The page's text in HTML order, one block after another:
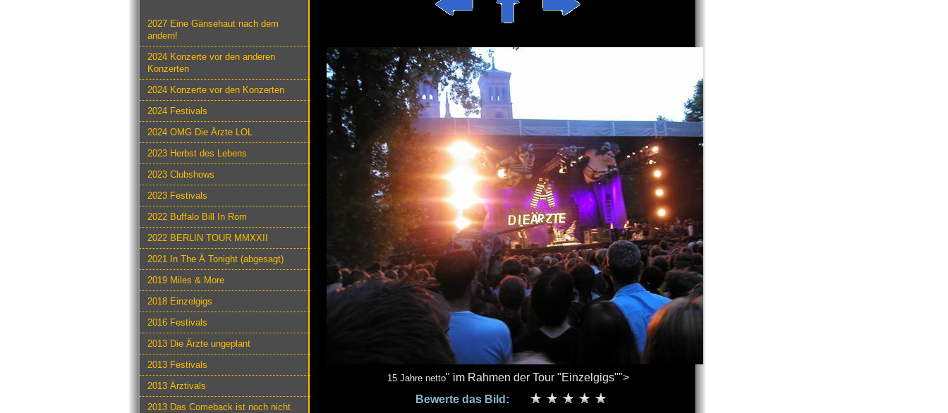
2027 Eine Gänsehaut nach dem
andern!
2024 Konzerte vor den anderen
Konzerten
2024 Konzerte vor den Konzerten
2024 Festivals
2024 OMG Die Ärzte LOL
2023 Herbst des Lebens
2023 Clubshows
2023 Festivals
2022 Buffalo Bill In Rom
2022 BERLIN TOUR MMXXII
2021 In The Ä Tonight (abgesagt)
2019 Miles & More
2018 Einzelgigs
2016 Festivals
2013 Die Ärzte ungeplant
2013 Festivals
2013 Ärztivals
2013 Das Comeback ist noch nicht
15 Jahre netto" im Rahmen der Tour "Einzelgigs"">
Bewerte das Bild: